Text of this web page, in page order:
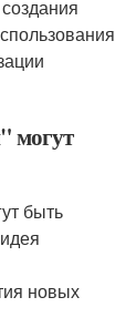
могут
быть
новых